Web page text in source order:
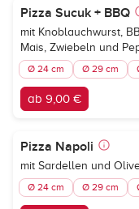
Pizza Sucuk + BBQ
mit Knoblauchwurst,
Mais, Zwiebeln und
Ø 24 cm Ø 29 cm
ab 9,00 €
Pizza Napoli
mit Sardellen und
Ø 24 cm Ø 29 cm